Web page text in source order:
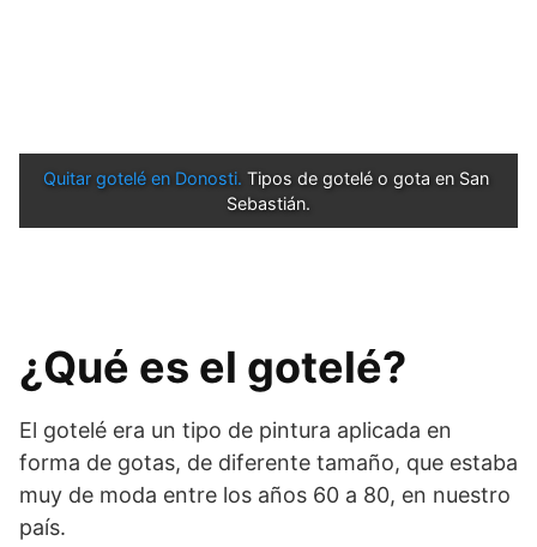
Quitar gotelé en Donosti. Tipos de gotelé o gota en San
Sebastián.
¿Qué es el gotelé?
El gotelé era un tipo de pintura aplicada en
forma de gotas, de diferente tamaño, que estaba
muy de moda entre los años 60 a 80, en nuestro
país.